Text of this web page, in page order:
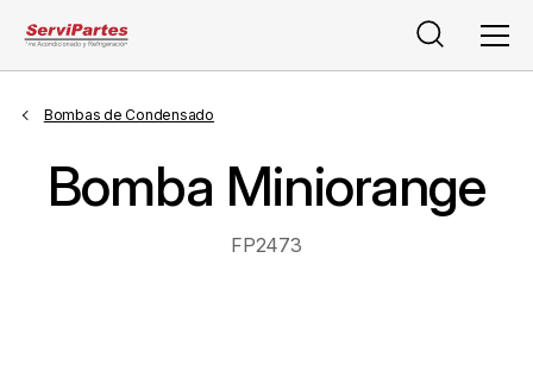
Buscar
Bombas de Condensado
Bomba Miniorange
FP2473